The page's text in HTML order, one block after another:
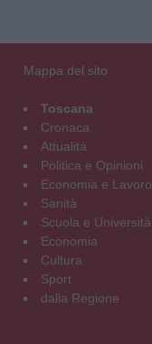
Mappa del sito
Toscana
Cronaca
Attualità
Politica e Opinioni
Economia e Lavoro
Sanità
Scuola e Università
Economia
Cultura
Sport
dalla Regione